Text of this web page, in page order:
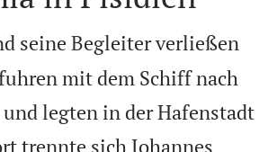
seine Begleiter verließen
mit dem Schiff nach
legten in der Hafenstadt
trennte sich Johannes